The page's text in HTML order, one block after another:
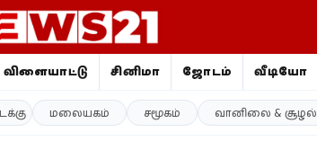
விளையாட்டு சினிமா ஜோதிடம் வீடியோ
மலையகம் சமூகம் வானிலை & சூழல்